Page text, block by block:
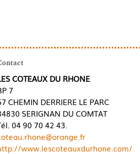
COTEAUX DU RHONE
7
CHEMIN DERRIERE LE PARC
SERIGNAN DU COMTAT
04 90 70 42 43.
www.lescoteauxdurhone.com/